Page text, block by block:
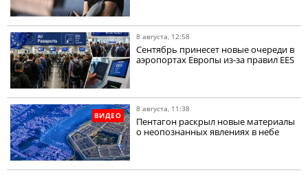
8 августа, 12:58
Сентябрь принесет новые очереди в
аэропортах Европы из-за правил EES
ВИДЕО
8 августа, 11:38
Пентагон раскрыл новые материалы
о неопознанных явлениях в небе